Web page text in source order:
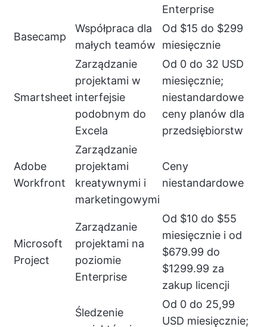
Enterprise
Basecamp
Współpraca dla
małych teamów
Od $15 do $299
miesięcznie
Smartsheet
Zarządzanie
projektami w
interfejsie
podobnym do
Excela
Od 0 do 32 USD
miesięcznie;
niestandardowe
ceny planów dla
przedsiębiorstw
Adobe
Workfront
Zarządzanie
projektami
kreatywnymi i
marketingowymi
Ceny
niestandardowe
Microsoft
Project
Zarządzanie
projektami na
poziomie
Enterprise
Od $10 do $55
miesięcznie i od
$679.99 do
$1299.99 za
zakup licencji
Śledzenie
Od 0 do 25,99
USD miesięcznie;